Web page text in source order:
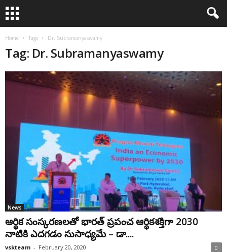
Home Tags Dr. Subramanyaswamy
Tag: Dr. Subramanyaswamy
News
ఆర్థిక సంస్కరణలతో భారత్ ప్రపంచ ఆర్ధికశక్తిగా 2030
నాటికి ఎదగడం సుసాధ్యమే – డా....
vskteam - February 20, 2020 0